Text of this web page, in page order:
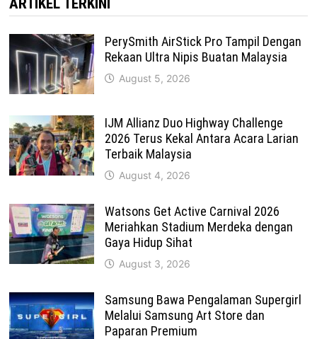
PerySmith AirStick Pro Tampil Dengan
Rekaan Ultra Nipis Buatan Malaysia
August 5, 2026
IJM Allianz Duo Highway Challenge
2026 Terus Kekal Antara Acara Larian
Terbaik Malaysia
August 4, 2026
Watsons Get Active Carnival 2026
Meriahkan Stadium Merdeka dengan
Gaya Hidup Sihat
August 3, 2026
Samsung Bawa Pengalaman Supergirl
Melalui Samsung Art Store dan
Paparan Premium